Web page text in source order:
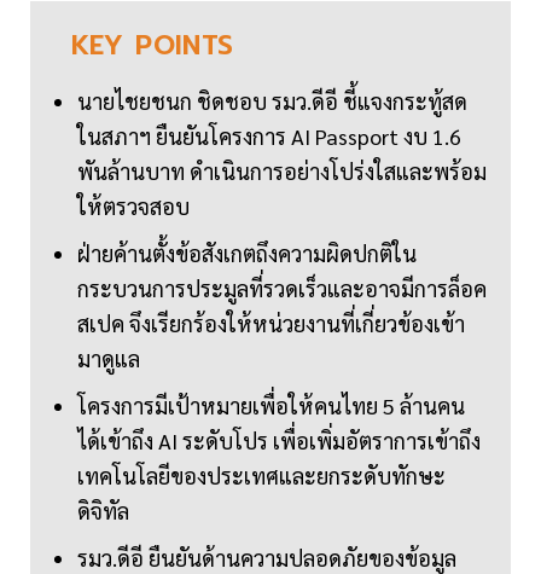
KEY POINTS
นายไชยชนก ชิดชอบ รมว.ดีอี ชี้แจงกระทู้สด
ในสภาฯ ยืนยันโครงการ AI Passport งบ 1.6
พันล้านบาท ดำเนินการอย่างโปร่งใสและพร้อม
ให้ตรวจสอบ
ฝ่ายค้านตั้งข้อสังเกตถึงความผิดปกติใน
กระบวนการประมูลที่รวดเร็วและอาจมีการล็อค
สเปค จึงเรียกร้องให้หน่วยงานที่เกี่ยวข้องเข้า
มาดูแล
โครงการมีเป้าหมายเพื่อให้คนไทย 5 ล้านคน
ได้เข้าถึง AI ระดับโปร เพื่อเพิ่มอัตราการเข้าถึง
เทคโนโลยีของประเทศและยกระดับทักษะ
ดิจิทัล
รมว.ดีอี ยืนยันด้านความปลอดภัยของข้อมูล